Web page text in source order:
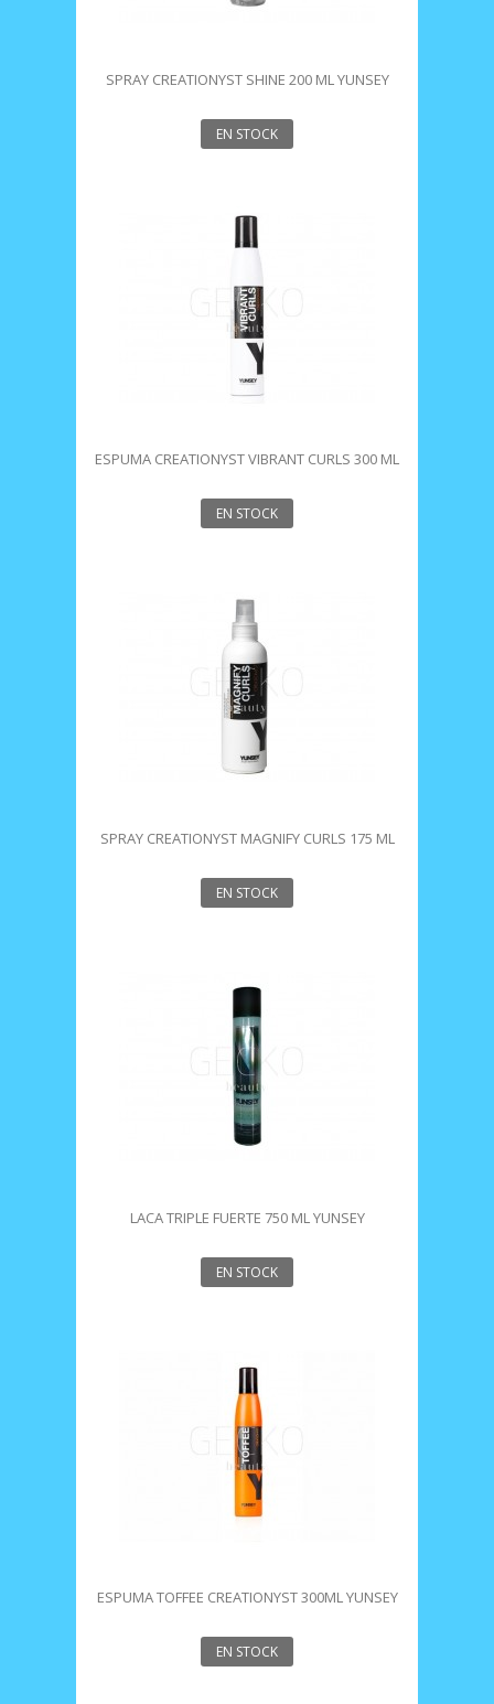
SPRAY CREATIONYST SHINE 200 ML YUNSEY
EN STOCK
ESPUMA CREATIONYST VIBRANT CURLS 300 ML
EN STOCK
SPRAY CREATIONYST MAGNIFY CURLS 175 ML
EN STOCK
LACA TRIPLE FUERTE 750 ML YUNSEY
EN STOCK
ESPUMA TOFFEE CREATIONYST 300ML YUNSEY
EN STOCK